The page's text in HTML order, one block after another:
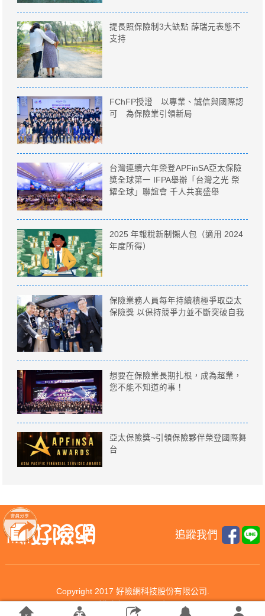
提長照保險制3大缺點 薛瑞元表態不
支持
FChFP授證 以專業、誠信與國際認
可 為保險業引領新局
台灣連續六年榮登APFinSA亞太保險
獎全球第一 IFPA舉辦「台灣之光 榮
耀全球」聯誼會 千人共襄盛舉
2025 年報稅新制懶人包（適用 2024
年度所得）
保險業務人員每年持續積極爭取亞太
保險獎 以保持競爭力並不斷突破自我
想要在保險業長期扎根，成為超業，
您不能不知道的事！
亞太保險獎~引領保險夥伴榮登國際舞
台
追蹤我們
Copyright 2017 好險網科技股份有限公司.
All rights reserved.